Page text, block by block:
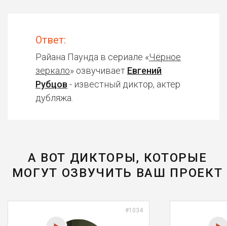
Ответ:
Райана Паунда в сериале «Чёрное
зеркало» озвучивает Евгений
Рубцов - известный диктор, актер
дубляжа.
А ВОТ ДИКТОРЫ, КОТОРЫЕ
МОГУТ ОЗВУЧИТЬ ВАШ ПРОЕКТ
#1034